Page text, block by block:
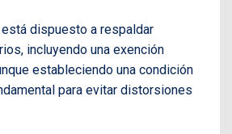
dispuesto a respaldar
incluyendo una exención
estableciendo una condición
para evitar distorsiones